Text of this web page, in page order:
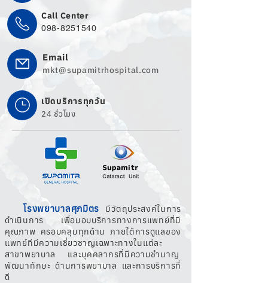
Call Center
098-8251540
Email
mkt@supamitrhospital.com
เปิดบริการทุกวัน
24 ชั่วโมง
โรงพยาบาลศุภมิตร มีวัตถุประสงค์ในการ
ดำเนินการ เพื่อมอบบริการทางการแพทย์ที่มี
คุณภาพ ครอบคลุมทุกด้าน ภายใต้การดูแลของ
แพทย์ทีมีความเชี่ยวชาญเฉพาะทางในแต่ละ
สาขาพยาบาล และบุคคลากรที่มีความชำนาญ
พัฒนาทักษะ ด้านการพยาบาล และการบริการที่
ดี